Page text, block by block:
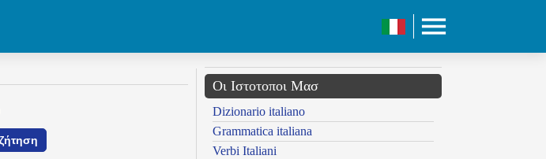
Οι Ιστοτοποι Μασ
Dizionario italiano
Grammatica italiana
Verbi Italiani